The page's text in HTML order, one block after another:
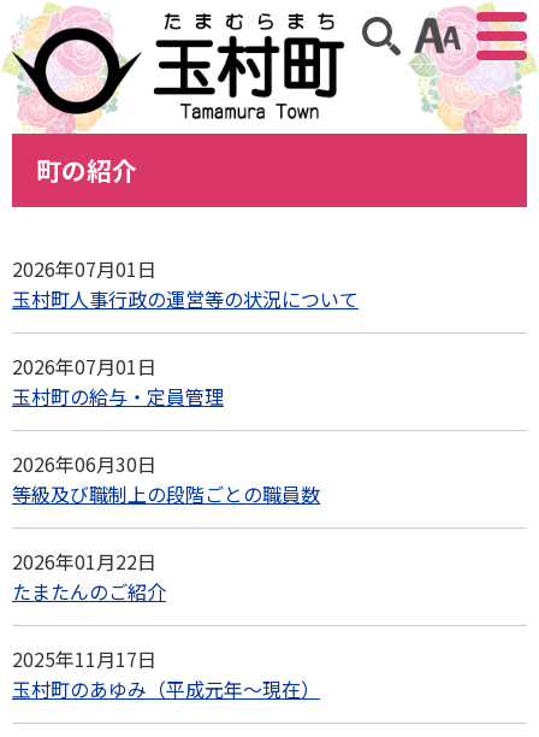
アクセ
サイト内検索
町の紹介
2026年07月01日
玉村町人事行政の運営等の状況について
2026年07月01日
玉村町の給与・定員管理
2026年06月30日
等級及び職制上の段階ごとの職員数
2026年01月22日
たまたんのご紹介
2025年11月17日
玉村町のあゆみ（平成元年～現在）